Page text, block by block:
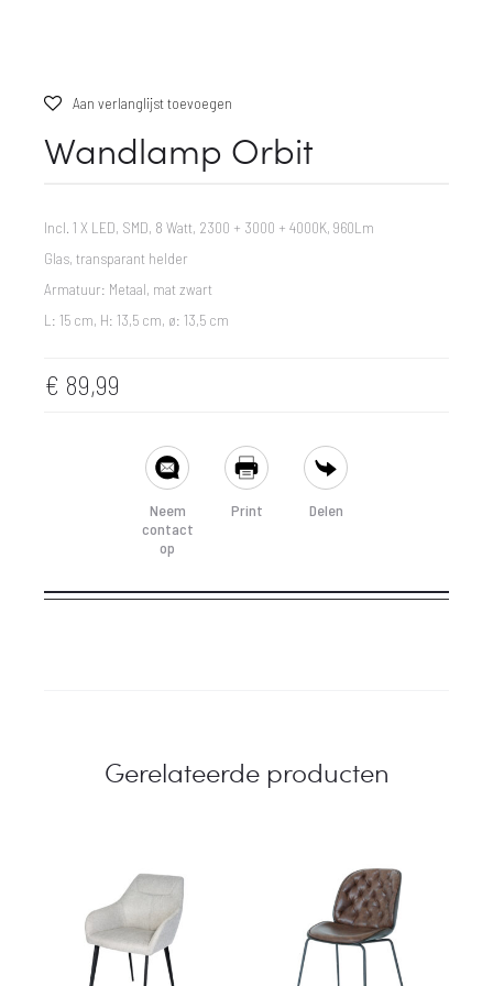
Aan verlanglijst toevoegen
Wandlamp Orbit
Incl. 1 X LED, SMD, 8 Watt, 2300 + 3000 + 4000K, 960Lm
Glas, transparant helder
Armatuur: Metaal, mat zwart
L: 15 cm, H: 13,5 cm, ø: 13,5 cm
€ 89,99
Neem
contact
op
Print Delen
Gerelateerde producten